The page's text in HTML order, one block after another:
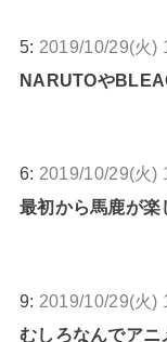
5: 2019/10/29(火)
NARUTOや
6: 2019/10/29(火)
最初から馬鹿が
9: 2019/10/29(火)
むしろなんでア